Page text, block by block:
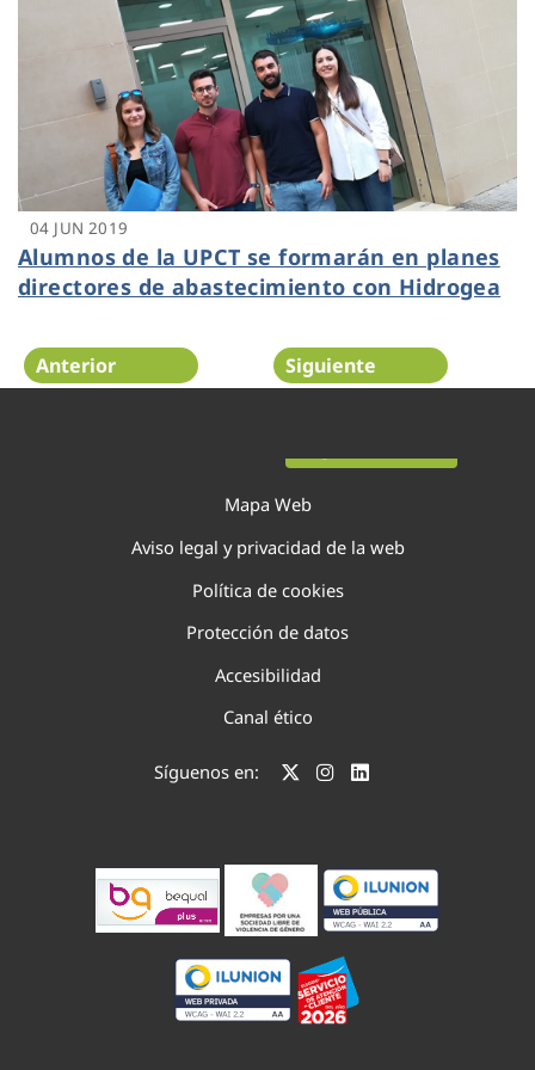
04 JUN 2019
Alumnos de la UPCT se formarán en planes
directores de abastecimiento con Hidrogea
Anterior Siguiente
Mapa Web
Aviso legal y privacidad de la web
Política de cookies
Protección de datos
Accesibilidad
Canal ético
Síguenos en: